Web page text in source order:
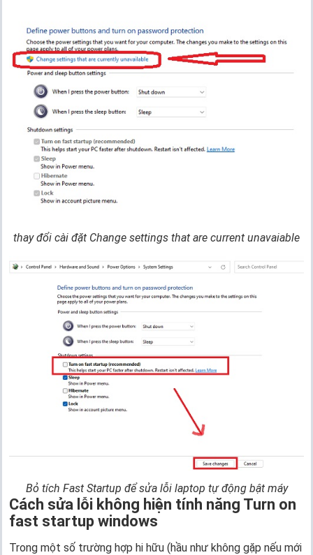
thay đổi cài đặt Change settings that are current unavaiable
Bỏ tích Fast Startup để sửa lỗi laptop tự động bật máy
Cách sửa lỗi không hiện tính năng Turn on
fast startup windows
Trong một số trường hợp hi hữu (hầu như không gặp nếu mới